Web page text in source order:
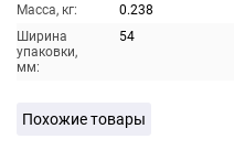
Масса, кг:
0.238
Ширина
упаковки,
мм:
54
Похожие товары